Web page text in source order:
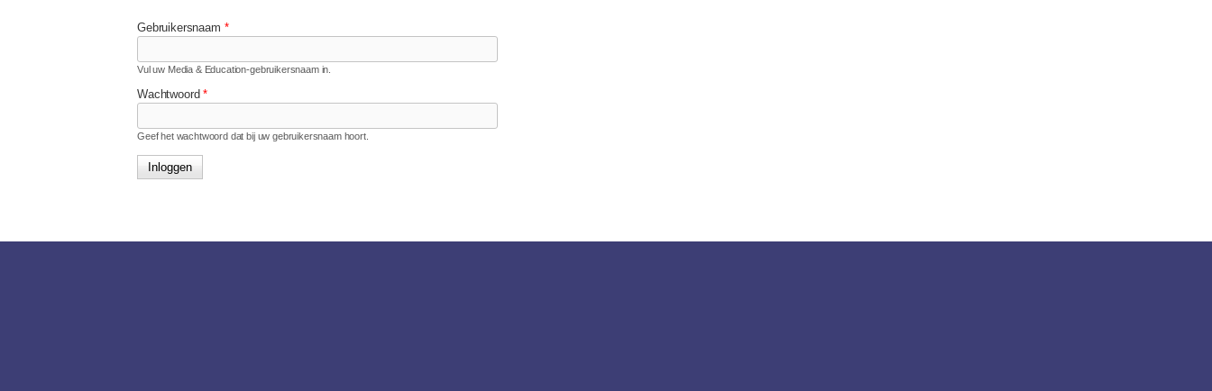
Gebruikersnaam *
Vul uw Media & Education-gebruikersnaam in.
Wachtwoord*
Geef het wachtwoord dat bij uw gebruikersnaam hoort.